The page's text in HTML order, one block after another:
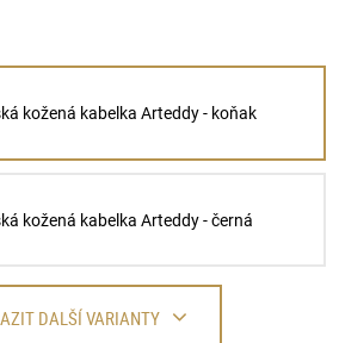
kožená kabelka Arteddy - koňak
kožená kabelka Arteddy - černá
DALŠÍ VARIANTY